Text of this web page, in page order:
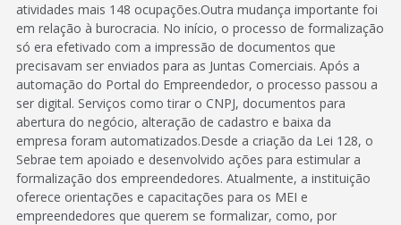
atividades mais 148 ocupações.Outra mudança importante foi
em relação à burocracia. No início, o processo de formalização
só era efetivado com a impressão de documentos que
precisavam ser enviados para as Juntas Comerciais. Após a
automação do Portal do Empreendedor, o processo passou a
ser digital. Serviços como tirar o CNPJ, documentos para
abertura do negócio, alteração de cadastro e baixa da
empresa foram automatizados.Desde a criação da Lei 128, o
Sebrae tem apoiado e desenvolvido ações para estimular a
formalização dos empreendedores. Atualmente, a instituição
oferece orientações e capacitações para os MEI e
empreendedores que querem se formalizar, como, por